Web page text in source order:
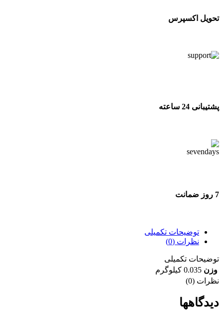
تحویل اکسپرس
پشتیبانی 24 ساعته
7 روز ضمانت
توضیحات تکمیلی
نظرات (0)
توضیحات تکمیلی
وزن 0.035 کیلوگرم
نظرات (0)
دیدگاهها